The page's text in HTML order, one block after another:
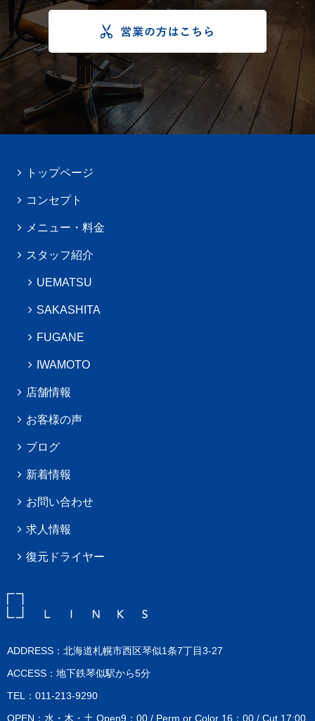
トップページ
コンセプト
メニュー・料金
スタッフ紹介
UEMATSU
SAKASHITA
FUGANE
IWAMOTO
店舗情報
お客様の声
ブログ
新着情報
お問い合わせ
求人情報
復元ドライヤー
ADDRESS：北海道札幌市西区琴似1条7丁目3-27
ACCESS：地下鉄琴似駅から5分
TEL：011-213-9290
OPEN：水・木・土 Open9：00 / Perm or Color 16：00 / Cut 17:00